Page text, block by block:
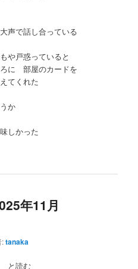
声で話し合っている
や戸惑っていると
に 部屋のカードを
てくれた
か
しかった
年11月
:tanaka
と読む